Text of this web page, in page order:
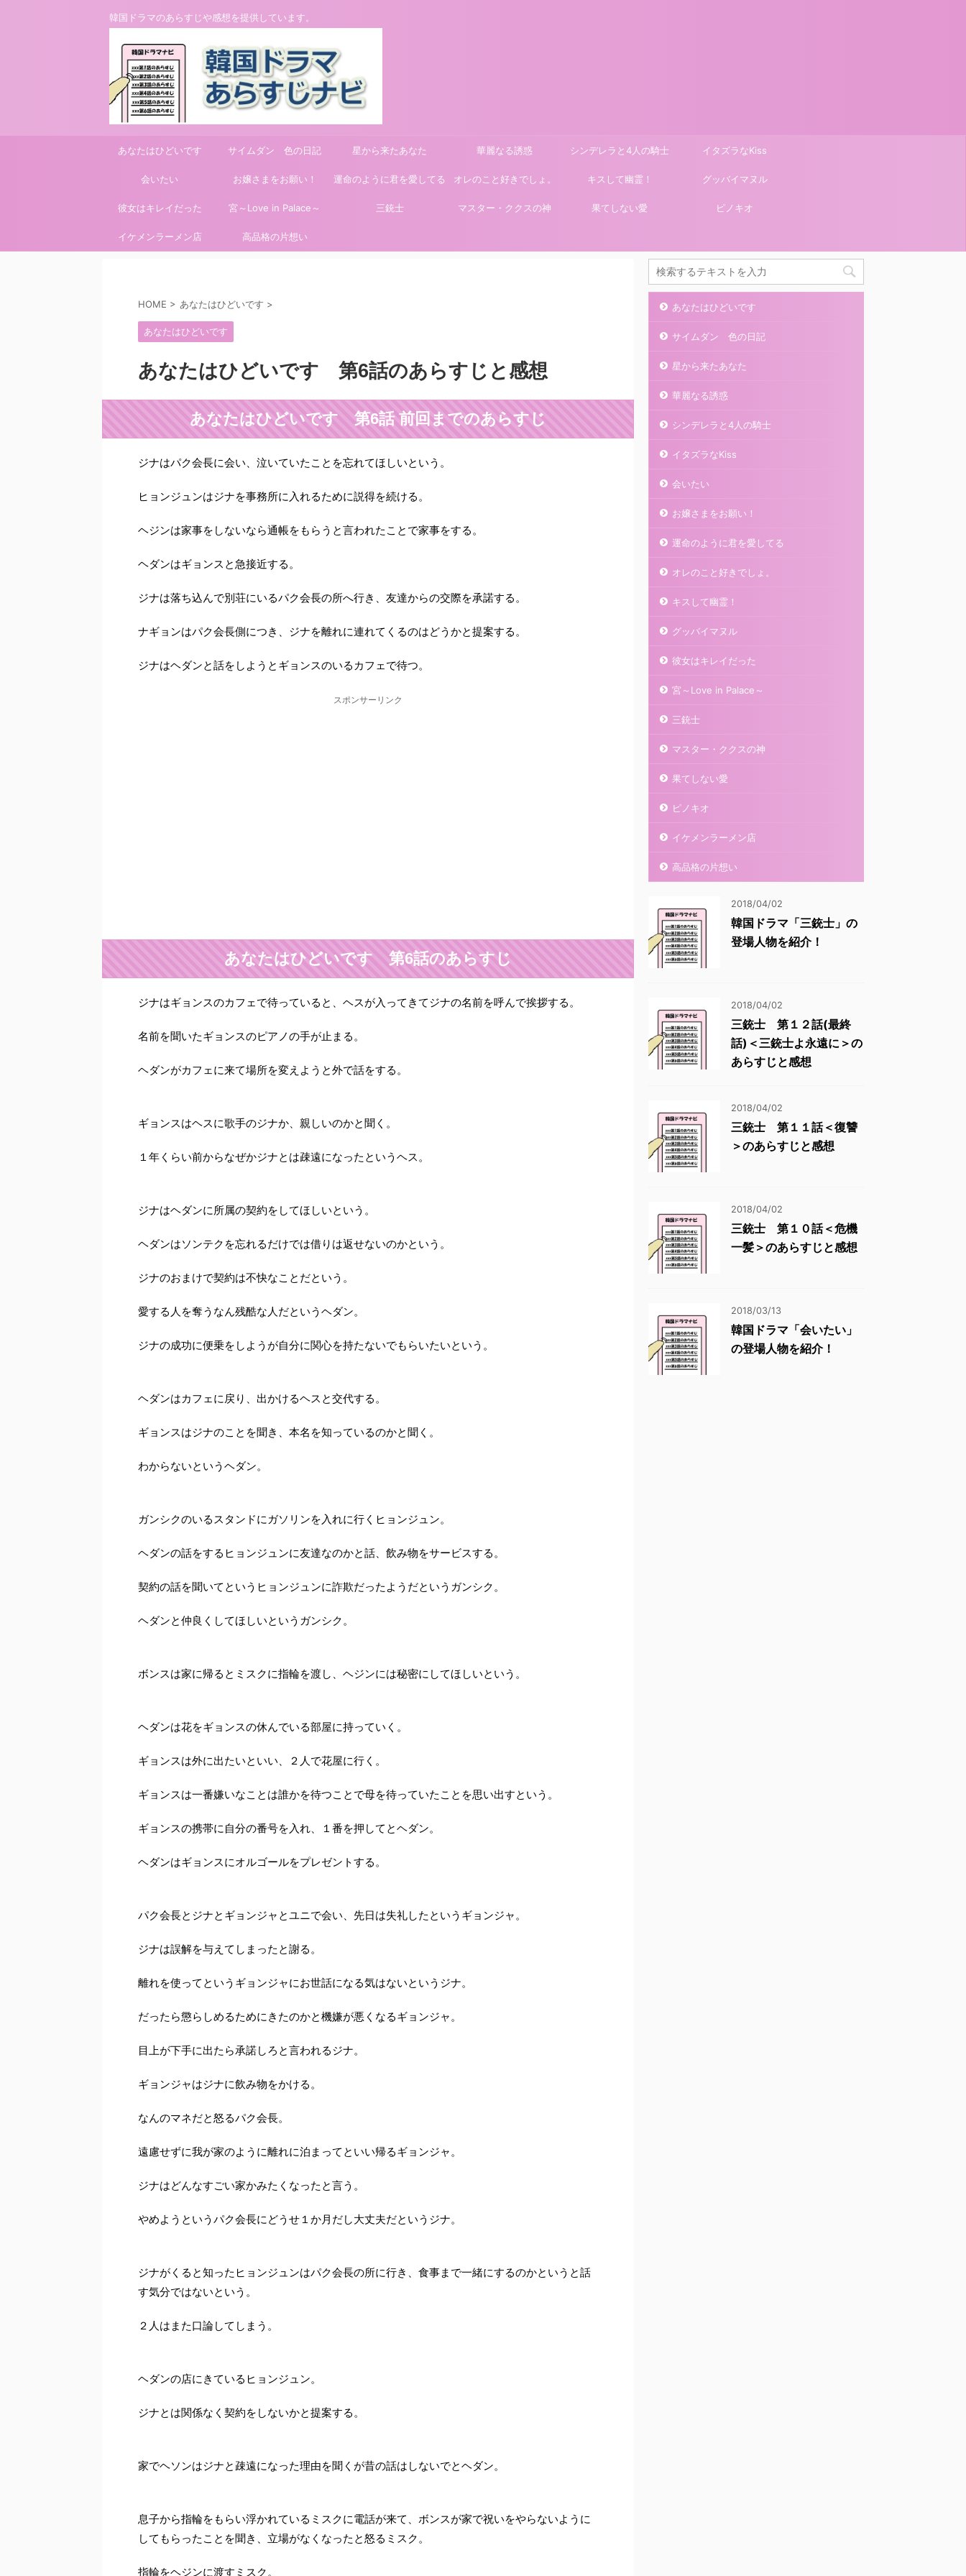
韓国ドラマのあらすじや感想を提供しています。
あなたはひどいです サイムダン 色の日記 星から来たあなた 華麗なる誘惑 シンデレラと4人の騎士 イタズラなKiss
会いたい お嬢さまをお願い！ 運命のように君を愛してる オレのこと好きでしょ。 キスして幽霊！ グッバイマヌル
彼女はキレイだった 宮～Love in Palace～ 三銃士 マスター・ククスの神 果てしない愛 ピノキオ
イケメンラーメン店 高品格の片想い
HOME > あなたはひどいです >
あなたはひどいです
あなたはひどいです 第6話のあらすじと感想
あなたはひどいです 第6話 前回までのあらすじ
ジナはパク会長に会い、泣いていたことを忘れてほしいという。
ヒョンジュンはジナを事務所に入れるために説得を続ける。
ヘジンは家事をしないなら通帳をもらうと言われたことで家事をする。
ヘダンはギョンスと急接近する。
ジナは落ち込んで別荘にいるパク会長の所へ行き、友達からの交際を承諾する。
ナギョンはパク会長側につき、ジナを離れに連れてくるのはどうかと提案する。
ジナはヘダンと話をしようとギョンスのいるカフェで待つ。
スポンサーリンク
あなたはひどいです 第6話のあらすじ
ジナはギョンスのカフェで待っていると、ヘスが入ってきてジナの名前を呼んで挨拶する。
名前を聞いたギョンスのピアノの手が止まる。
ヘダンがカフェに来て場所を変えようと外で話をする。
ギョンスはヘスに歌手のジナか、親しいのかと聞く。
１年くらい前からなぜかジナとは疎遠になったというヘス。
ジナはヘダンに所属の契約をしてほしいという。
ヘダンはソンテクを忘れるだけでは借りは返せないのかという。
ジナのおまけで契約は不快なことだという。
愛する人を奪うなん残酷な人だというヘダン。
ジナの成功に便乗をしようが自分に関心を持たないでもらいたいという。
ヘダンはカフェに戻り、出かけるヘスと交代する。
ギョンスはジナのことを聞き、本名を知っているのかと聞く。
わからないというヘダン。
ガンシクのいるスタンドにガソリンを入れに行くヒョンジュン。
ヘダンの話をするヒョンジュンに友達なのかと話、飲み物をサービスする。
契約の話を聞いてというヒョンジュンに詐欺だったようだというガンシク。
ヘダンと仲良くしてほしいというガンシク。
ボンスは家に帰るとミスクに指輪を渡し、ヘジンには秘密にしてほしいという。
ヘダンは花をギョンスの休んでいる部屋に持っていく。
ギョンスは外に出たいといい、２人で花屋に行く。
ギョンスは一番嫌いなことは誰かを待つことで母を待っていたことを思い出すという。
ギョンスの携帯に自分の番号を入れ、１番を押してとヘダン。
ヘダンはギョンスにオルゴールをプレゼントする。
パク会長とジナとギョンジャとユニで会い、先日は失礼したというギョンジャ。
ジナは誤解を与えてしまったと謝る。
離れを使ってというギョンジャにお世話になる気はないというジナ。
だったら懲らしめるためにきたのかと機嫌が悪くなるギョンジャ。
目上が下手に出たら承諾しろと言われるジナ。
ギョンジャはジナに飲み物をかける。
なんのマネだと怒るパク会長。
遠慮せずに我が家のように離れに泊まってといい帰るギョンジャ。
ジナはどんなすごい家かみたくなったと言う。
やめようというパク会長にどうせ１か月だし大丈夫だというジナ。
ジナがくると知ったヒョンジュンはパク会長の所に行き、食事まで一緒にするのかというと話
す気分ではないという。
２人はまた口論してしまう。
ヘダンの店にきているヒョンジュン。
ジナとは関係なく契約をしないかと提案する。
家でヘソンはジナと疎遠になった理由を聞くが昔の話はしないでとヘダン。
息子から指輪をもらい浮かれているミスクに電話が来て、ボンスが家で祝いをやらないように
してもらったことを聞き、立場がなくなったと怒るミスク。
指輪をヘジンに渡すミスク。
あなたはひどいです
サイムダン 色の日記
星から来たあなた
華麗なる誘惑
シンデレラと4人の騎士
イタズラなKiss
会いたい
お嬢さまをお願い！
運命のように君を愛してる
オレのこと好きでしょ。
キスして幽霊！
グッバイマヌル
彼女はキレイだった
宮～Love in Palace～
三銃士
マスター・ククスの神
果てしない愛
ピノキオ
イケメンラーメン店
高品格の片想い
2018/04/02
韓国ドラマ「三銃士」の
登場人物を紹介！
2018/04/02
三銃士 第１２話(最終
話)＜三銃士よ永遠に＞の
あらすじと感想
2018/04/02
三銃士 第１１話＜復讐
＞のあらすじと感想
2018/04/02
三銃士 第１０話＜危機
一髪＞のあらすじと感想
2018/03/13
韓国ドラマ「会いたい」
の登場人物を紹介！